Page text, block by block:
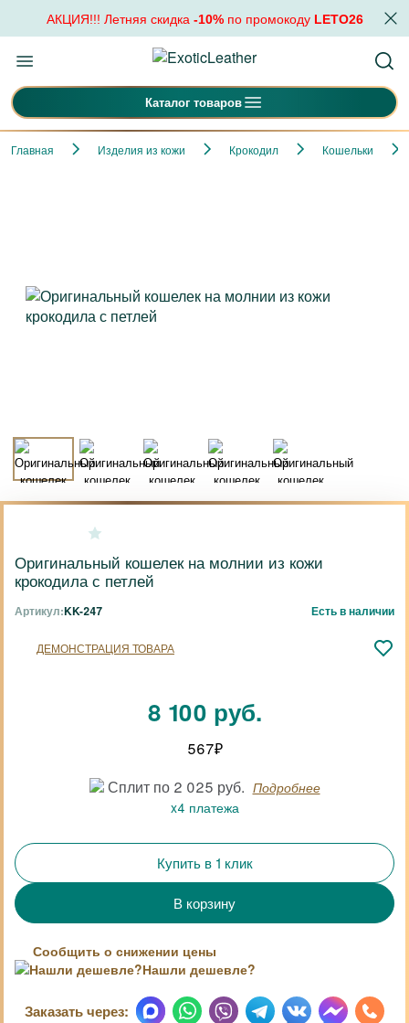
АКЦИЯ!!! Летняя скидка -10%по промокоду LETO26
Каталог товаров
Главная Изделия из кожи Крокодил Кошельки
Оригинальный кошелек на молнии из кожи
крокодила с петлей
Артикул:KK-247 Есть в наличии
ДЕМОНСТРАЦИЯ ТОВАРА
8 100 руб.
567₽
Сплит по 2 025 руб. Подробнее
x4 платежа
Купить в 1 клик
Сообщить о снижении цены
Нашли дешевле?
Заказать через: